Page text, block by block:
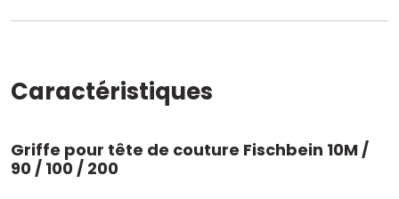
Caractéristiques
Griffe pour tête de couture Fischbein 10M /
90 / 100 / 200